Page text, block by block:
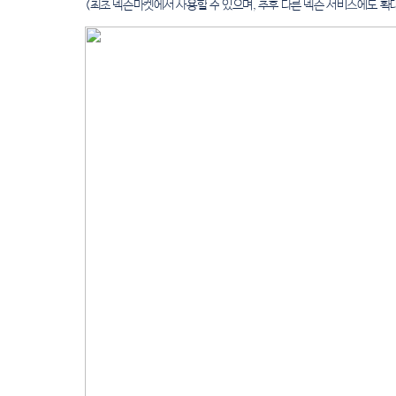
(최초 넥슨마켓에서 사용할수있으며,추후 다른넥슨서비스에도확